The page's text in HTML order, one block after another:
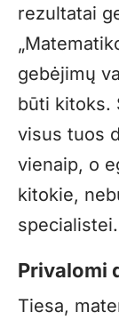
rezultatai
gebėjimų
būti kitoks.
visus tuos
vienaip, o
kitokie,
specialistei.
Privalomi
Tiesa,